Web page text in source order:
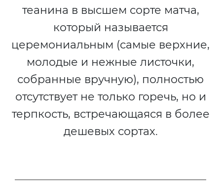
теанина в высшем сорте матча,
который называется
церемониальным (самые верхние,
молодые и нежные листочки,
собранные вручную), полностью
отсутствует не только горечь, но и
терпкость, встречающаяся в более
дешевых сортах.